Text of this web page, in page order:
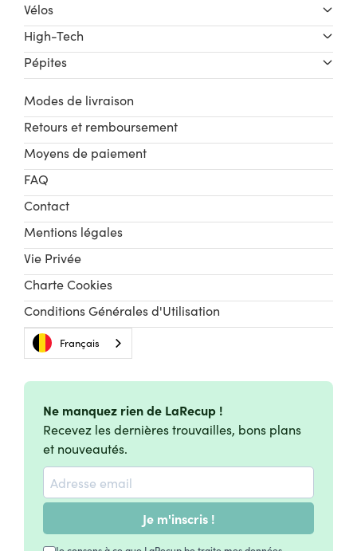
Vélos
High-Tech
Pépites
Modes de livraison
Retours et remboursement
Moyens de paiement
FAQ
Contact
Mentions légales
Vie Privée
Charte Cookies
Conditions Générales d'Utilisation
Français
Ne manquez rien de LaRecup !
Recevez les dernières trouvailles, bons plans
et nouveautés.
Je m'inscris !